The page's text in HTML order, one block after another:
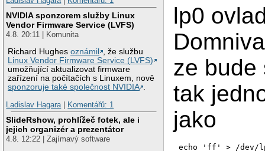
NVIDIA sponzorem služby Linux
Vendor Firmware Service (LVFS)
4.8. 20:11 | Komunita
Richard Hughesoznámil
, že službu
Linux Vendor Firmware Service (LVFS)
umožňující aktualizovat firmware
zařízení na počítačích s Linuxem, nově
sponzoruje také společnost NVIDIA .
Ladislav Hagara | Komentářů: 1
SlideRshow, prohlížeč fotek, ale i
jejich organizér a prezentátor
4.8. 12:22 | Zajímavý software
lp0
ze bude
tak
jako
echo 'ff' > /dev/